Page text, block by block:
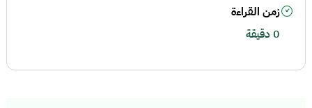
زمن القراءة
0 دقيقة